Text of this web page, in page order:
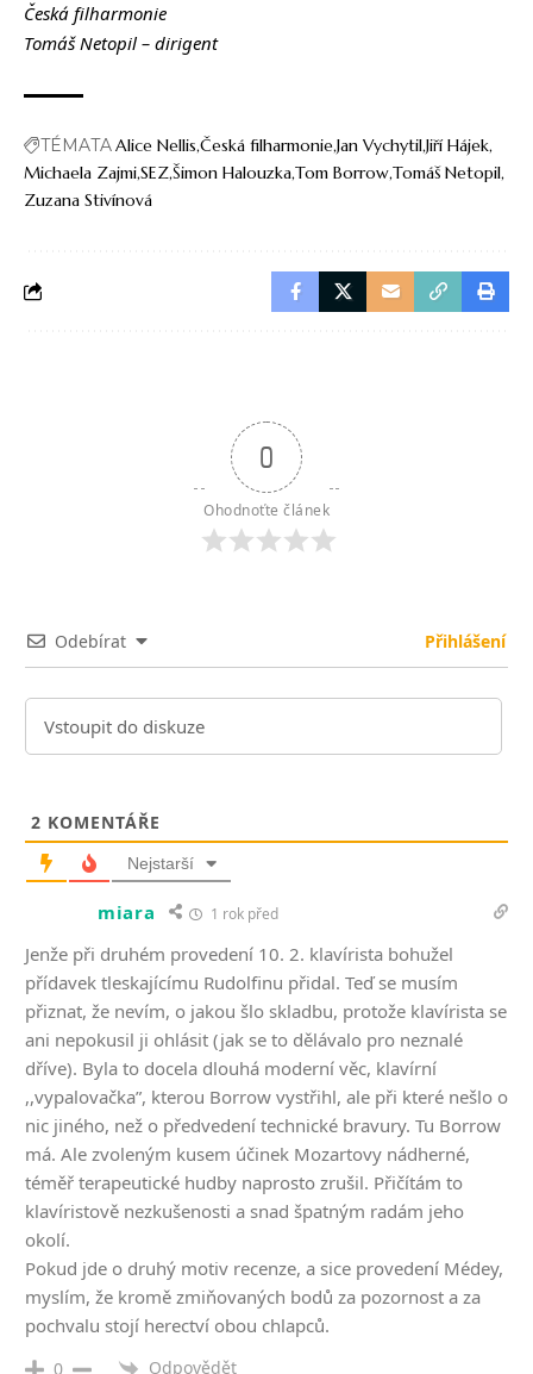
Česká filharmonie
Tomáš Netopil – dirigent
TÉMATAAlice Nellis Česká filharmonieJan VychytilJiří Hájek
Michaela ZajmiSEZŠimon HalouzkaTom BorrowTomáš Netopil
Zuzana Stivínová
0
Ohodnoťte článek
Odebírat Přihlášení
2 KOMENTÁŘE
Nejstarší
miara 1 rok před
Jenže při druhém provedení 10. 2. klavírista bohužel
přídavek tleskajícímu Rudolfinu přidal. Teď se musím
přiznat, že nevím, o jakou šlo skladbu, protože klavírista se
ani nepokusil ji ohlásit (jak se to dělávalo pro neznalé
dříve). Byla to docela dlouhá moderní věc, klavírní
,,vypalovačka”, kterou Borrow vystřihl, ale při které nešlo o
nic jiného, než o předvedení technické bravury. Tu Borrow
má. Ale zvoleným kusem účinek Mozartovy nádherné,
téměř terapeutické hudby naprosto zrušil. Přičítám to
klavíristově nezkušenosti a snad špatným radám jeho
okolí.
Pokud jde o druhý motiv recenze, a sice provedení Médey,
myslím, že kromě zmiňovaných bodů za pozornost a za
pochvalu stojí herectví obou chlapců.
0 Odpovědět